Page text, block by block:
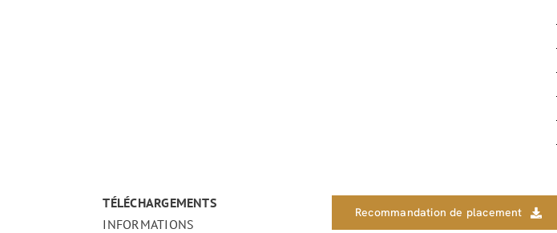
TÉLÉCHARGEMENTS
INFORMATIONS
Recommandation de placement